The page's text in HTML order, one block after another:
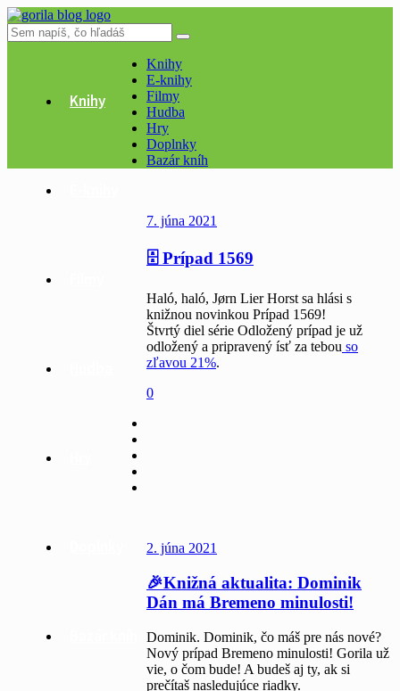
Knihy
Knihy
E-knihy
Filmy
Hudba
Hry
Doplnky
Bazár kníh
Články
7. júna 2021
🗄 Prípad 1569
Haló, haló, Jørn Lier Horst sa hlási s
knižnou novinkou Prípad 1569!
Štvrtý diel série Odložený prípad je už
odložený a pripravený ísť za tebou so
zľavou 21%.
0
2. júna 2021
🎉Knižná aktualita: Dominik
Dán má Bremeno minulosti!
Dominik. Dominik, čo máš pre nás nové?
Nový prípad Bremeno minulosti! Gorila už
vie, o čom bude! A budeš aj ty, ak si
prečítaš nasledujúce riadky.